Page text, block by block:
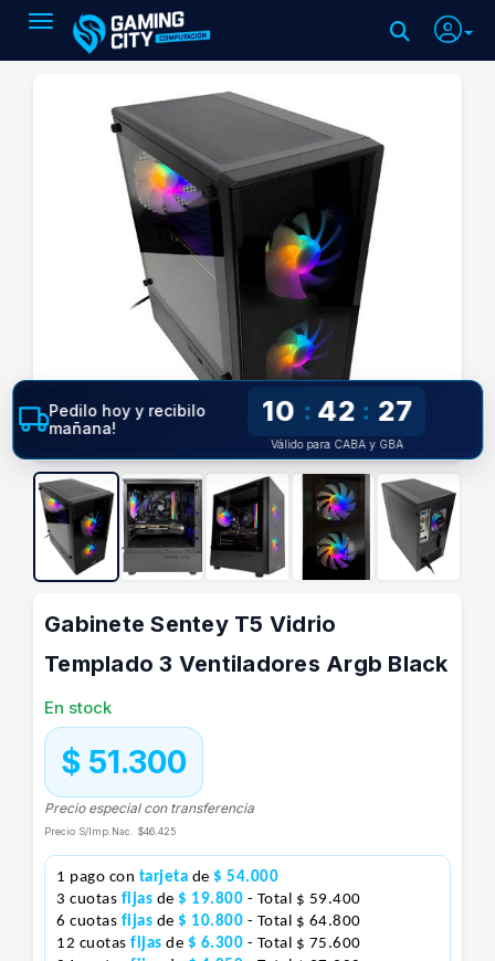
Toggle navigation
Gabinete Sentey T5 Vidrio
Templado 3 Ventiladores Argb Black
En stock
$ 51.300
Precio especial con transferencia
Precio S/Imp.Nac. $46.425
1 pago con tarjeta de $ 54.000
3 cuotas fijas de $ 19.800 - Total $ 59.400
6 cuotas fijas de $ 10.800 - Total $ 64.800
12 cuotas fijas de $ 6.300 - Total $ 75.600
Pedilo hoy y recibilo
mañana!
10 : 42 : 27
Válido para CABA y GBA